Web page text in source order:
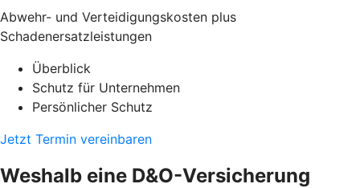
Abwehr- und Verteidigungskosten plus
Schadenersatzleistungen
Überblick
Schutz für Unternehmen
Persönlicher Schutz
Jetzt Termin vereinbaren
Weshalb eine D&O-Versicherung